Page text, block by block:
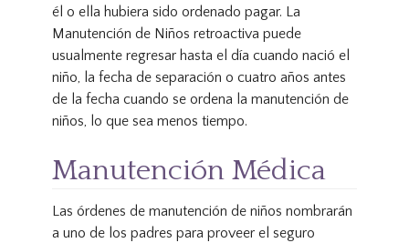
él o ella hubiera sido ordenado pagar. La
Manutención de Niños retroactiva puede
usualmente regresar hasta el día cuando nació el
niño, la fecha de separación o cuatro años antes
de la fecha cuando se ordena la manutención de
niños, lo que sea menos tiempo.
Manutención Médica
Las órdenes de manutención de niños nombrarán
a uno de los padres para proveer el seguro